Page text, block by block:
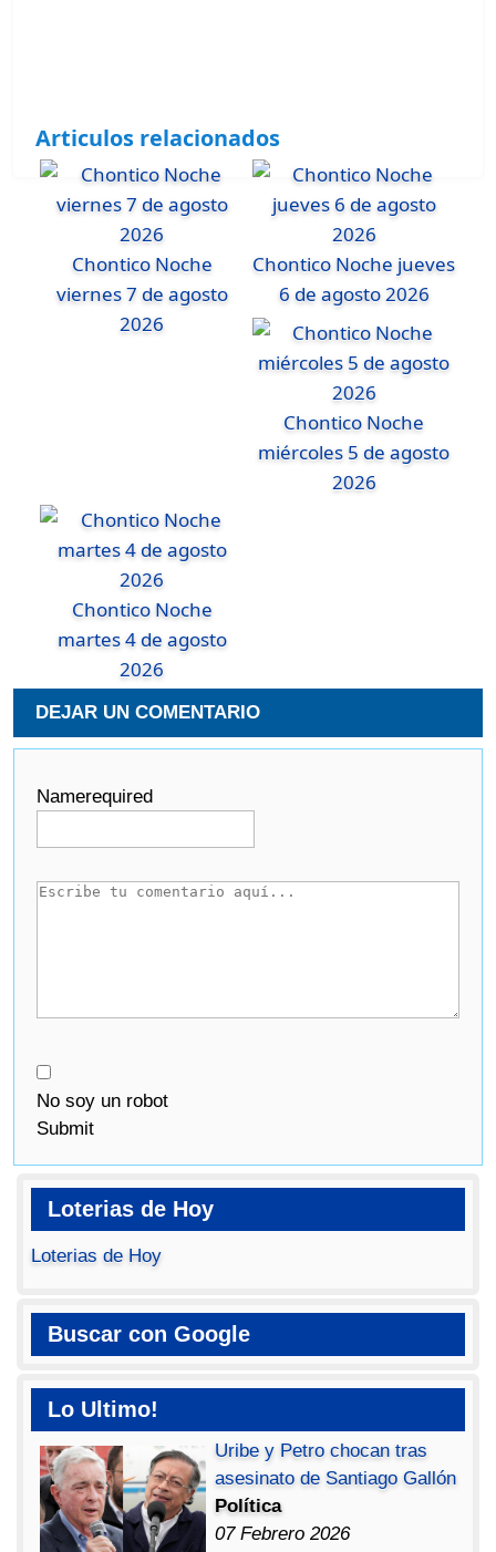
Articulos relacionados
Chontico Noche
viernes 7 de agosto
2026
Chontico Noche jueves
6 de agosto 2026
Chontico Noche
miércoles 5 de agosto
2026
Chontico Noche
martes 4 de agosto
2026
DEJAR UN COMENTARIO
Namerequired
No soy un robot
Submit
Loterias de Hoy
Loterias de Hoy
Buscar con Google
Lo Ultimo!
Uribe y Petro chocan tras
asesinato de Santiago Gallón
Política
07 Febrero 2026